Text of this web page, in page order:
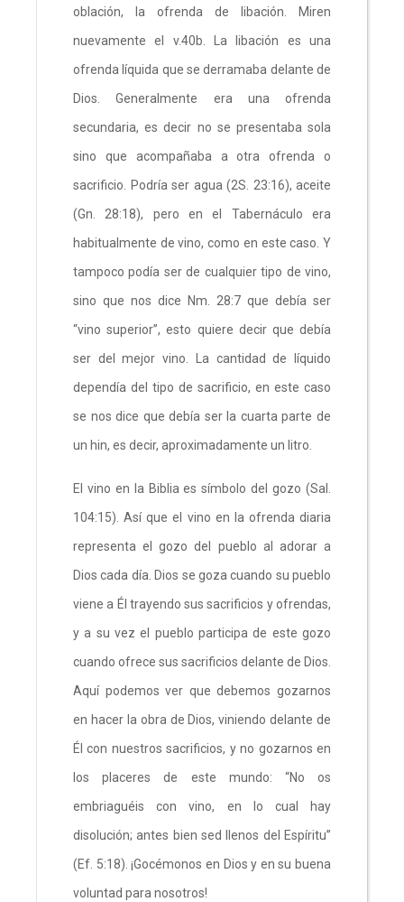
oblación, la ofrenda de libación. Miren
nuevamente el v.40b. La libación es una
ofrenda líquida que se derramaba delante de
Dios. Generalmente era una ofrenda
secundaria, es decir no se presentaba sola
sino que acompañaba a otra ofrenda o
sacrificio. Podría ser agua (2S. 23:16), aceite
(Gn. 28:18), pero en el Tabernáculo era
habitualmente de vino, como en este caso. Y
tampoco podía ser de cualquier tipo de vino,
sino que nos dice Nm. 28:7 que debía ser
“vino superior”, esto quiere decir que debía
ser del mejor vino. La cantidad de líquido
dependía del tipo de sacrificio, en este caso
se nos dice que debía ser la cuarta parte de
un hin, es decir, aproximadamente un litro.
El vino en la Biblia es símbolo del gozo (Sal.
104:15). Así que el vino en la ofrenda diaria
representa el gozo del pueblo al adorar a
Dios cada día. Dios se goza cuando su pueblo
viene a Él trayendo sus sacrificios y ofrendas,
y a su vez el pueblo participa de este gozo
cuando ofrece sus sacrificios delante de Dios.
Aquí podemos ver que debemos gozarnos
en hacer la obra de Dios, viniendo delante de
Él con nuestros sacrificios, y no gozarnos en
los placeres de este mundo: “No os
embriaguéis con vino, en lo cual hay
disolución; antes bien sed llenos del Espíritu”
(Ef. 5:18). ¡Gocémonos en Dios y en su buena
voluntad para nosotros!